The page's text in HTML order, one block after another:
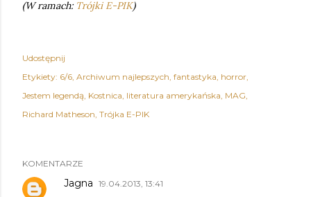
(W ramach: Trójki E-PIK)
Udostępnij
Etykiety: 6/6 Archiwum najlepszych fantastyka horror
Jestem legendą Kostnica literatura amerykańska MAG
Richard Matheson Trójka E-PIK
KOMENTARZE
Jagna 19.04.2013, 13:41